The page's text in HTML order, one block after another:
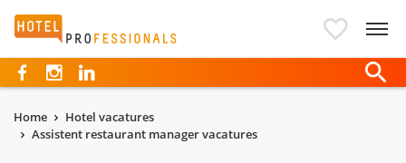
Hotelprofessionals
Home
Hotel vacatures
Assistent restaurant manager vacatures